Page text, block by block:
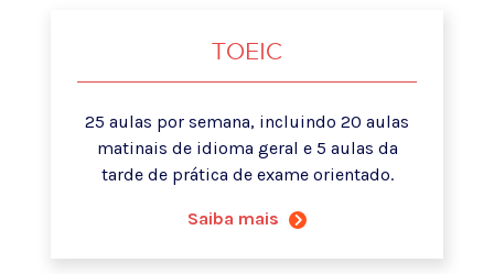
TOEIC
25 aulas por semana, incluindo 20 aulas
matinais de idioma geral e 5 aulas da
tarde de prática de exame orientado.
Saiba mais